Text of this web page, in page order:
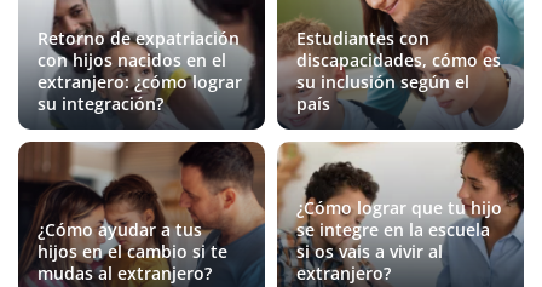
Retorno de expatriación
con hijos nacidos en el
extranjero: ¿cómo lograr
su integración?
Estudiantes con
discapacidades, cómo es
su inclusión según el
país
¿Cómo ayudar a tus
hijos en el cambio si te
mudas al extranjero?
¿Cómo lograr que tu hijo
se integre en la escuela
si os vais a vivir al
extranjero?